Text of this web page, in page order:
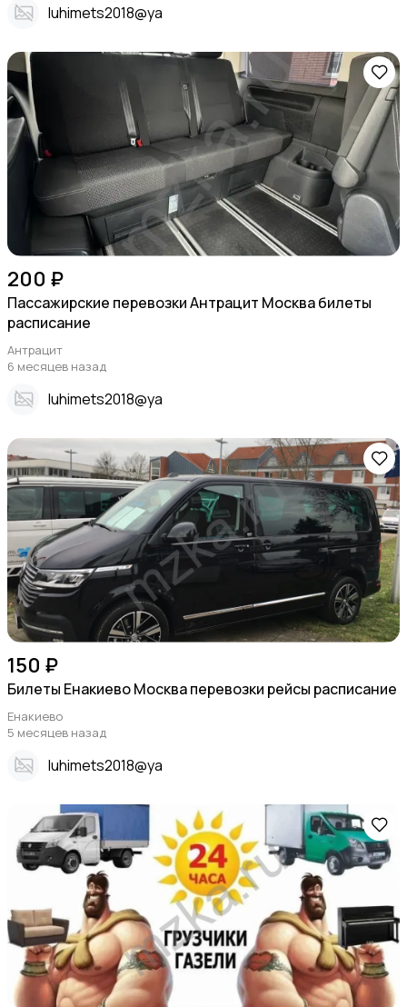
Iuhimets2018@ya
200 ₽
Пассажирские перевозки Антрацит Москва билеты
расписание
Антрацит
6 месяцев назад
Iuhimets2018@ya
150 ₽
Билеты Енакиево Москва перевозки рейсы расписание
Енакиево
5 месяцев назад
Iuhimets2018@ya